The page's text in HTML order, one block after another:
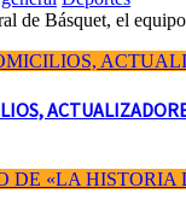
de Básquet, el